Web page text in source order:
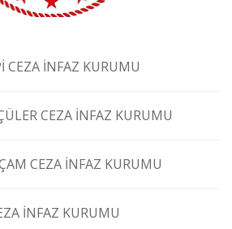
CEZA İNFAZ KURUMU
CEZA İNFAZ KURUMU
CEZA İNFAZ KURUMU
İNFAZ KURUMU